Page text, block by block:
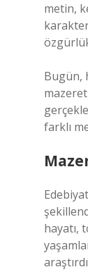
metin,
Bugün,
farklı
hayatı,